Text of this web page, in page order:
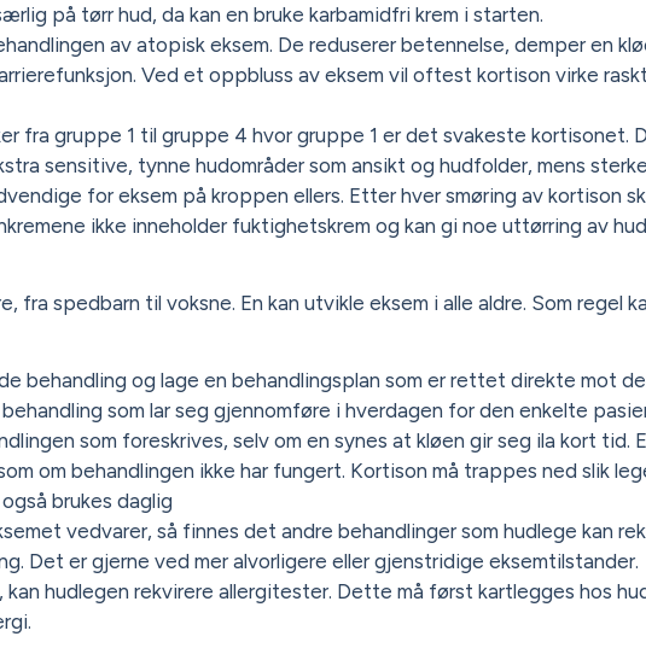
på tørr hud, da kan en bruke karbamidfri krem i starten.
av atopisk eksem. De reduserer betennelse, demper en
Ved et oppbluss av eksem vil oftest kortison virke
fra gruppe 1 til gruppe 4 hvor gruppe 1 er det svakeste kortisonet.
sensitive, tynne hudområder som ansikt og hudfolder, mens
for eksem på kroppen ellers. Etter hver smøring av kortison
ikke inneholder fuktighetskrem og kan gi noe uttørring av
fra spedbarn til voksne. En kan utvikle eksem i alle aldre. Som regel
behandling og lage en behandlingsplan som er rettet direkte mot
som lar seg gjennomføre i hverdagen for den enkelte
som foreskrives, selv om en synes at kløen gir seg ila kort tid.
om behandlingen ikke har fungert. Kortison må trappes ned slik
brukes daglig
vedvarer, så finnes det andre behandlinger som hudlege kan
Det er gjerne ved mer alvorligere eller gjenstridige eksemtilstander.
hudlegen rekvirere allergitester. Dette må først kartlegges hos